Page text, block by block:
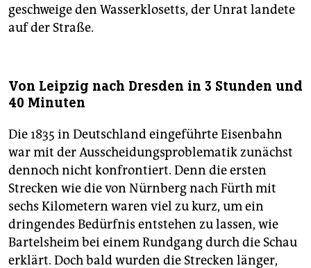
geschweige den Wasserklosetts, der Unrat landete
auf der Straße.
Von Leipzig nach Dresden in 3 Stunden und
40 Minuten
Die 1835 in Deutschland eingeführte Eisenbahn
war mit der Ausscheidungsproblematik zunächst
dennoch nicht konfrontiert. Denn die ersten
Strecken wie die von Nürnberg nach Fürth mit
sechs Kilometern waren viel zu kurz, um ein
dringendes Bedürfnis entstehen zu lassen, wie
Bartelsheim bei einem Rundgang durch die Schau
erklärt. Doch bald wurden die Strecken länger,